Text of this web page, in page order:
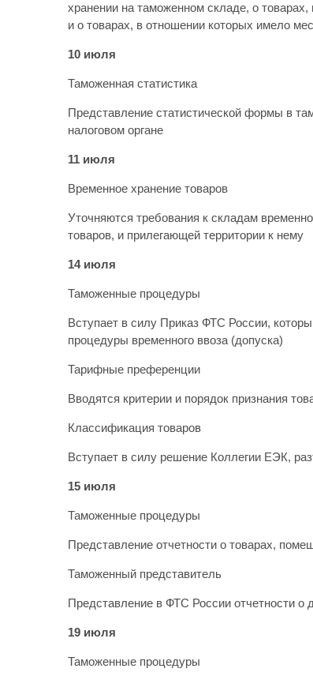
хранении на таможенном складе, о
и о товарах, в отношении которых имело
10 июля
Таможенная статистика
Представление статистической формы в
налоговом органе
11 июля
Временное хранение товаров
Уточняются требования к складам
товаров, и прилегающей территории к нему
14 июля
Таможенные процедуры
Вступает в силу Приказ ФТС России,
процедуры временного ввоза (допуска)
Тарифные преференции
Вводятся критерии и порядок признания
Классификация товаров
Вступает в силу решение Коллегии ЕЭК,
15 июля
Таможенные процедуры
Представление отчетности о товарах,
Таможенный представитель
Представление в ФТС России отчетности о
19 июля
Таможенные процедуры